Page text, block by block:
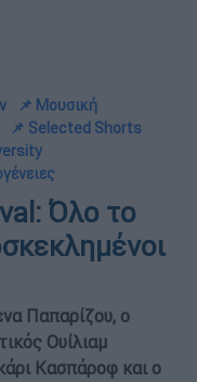
📌 Μουσική
📌 Selected Shorts
Όλο το
Παπαρίζου, ο
Ουίλιαμ
Κασπάροφ και ο